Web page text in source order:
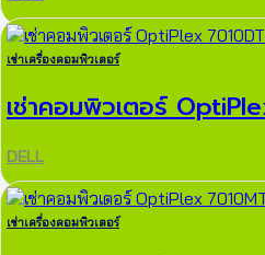
เช่าเครื่องคอมพิวเตอร์
เช่าคอมพิวเตอร์
DELL
เช่าเครื่องคอมพิวเตอร์